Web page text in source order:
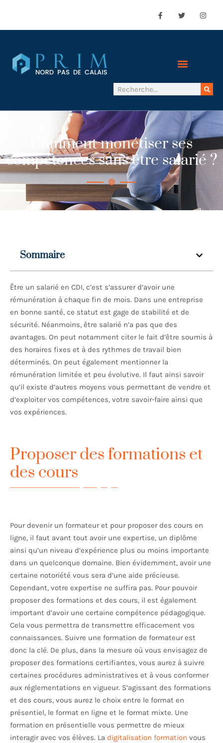
Comment monétiser ses
compétences sans être salarié ?
Sommaire
Être un salarié en CDI, c’est s’assurer d’avoir une
rémunération à chaque fin de mois. Dans une entreprise
en bonne santé, ce statut est gage de stabilité et de
sécurité. Néanmoins, être salarié n’a pas que des
avantages. On peut notamment citer le fait d’être soumis à
des horaires fixes et à des rythmes de travail bien
déterminés. On peut également mentionner la
rémunération limitée et peu évolutive. Il faut ainsi savoir
qu’il existe d’autres moyens vous permettant de vendre et
d’exploiter vos compétences, votre savoir-faire ainsi que
vos expériences.
Proposer des formations et
des cours
Pour devenir un formateur et pour proposer des cours en
ligne, il faut avant tout avoir une expertise, un diplôme
ainsi qu’un niveau d’expérience plus ou moins importante
dans un quelconque domaine. Bien évidemment, avoir une
certaine notoriété vous sera d’une aide précieuse.
Cependant, votre expertise ne suffira pas. Pour pouvoir
proposer des formations et des cours, il est également
important d’avoir une certaine compétence pédagogique.
Cela vous permettra de transmettre efficacement vos
connaissances. Suivre une formation de formateur est
donc la clé. De plus, dans la mesure où vous envisagez de
proposer des formations certifiantes, vous aurez à suivre
certaines procédures administratives et à vous conformer
aux réglementations en vigueur. S’agissant des formations
et des cours, vous aurez le choix entre le format en
présentiel, le format en ligne et le format mixte. Une
formation en présentielle vous permettre de mieux
interagir avec vos élèves. La digitalisation formation vous